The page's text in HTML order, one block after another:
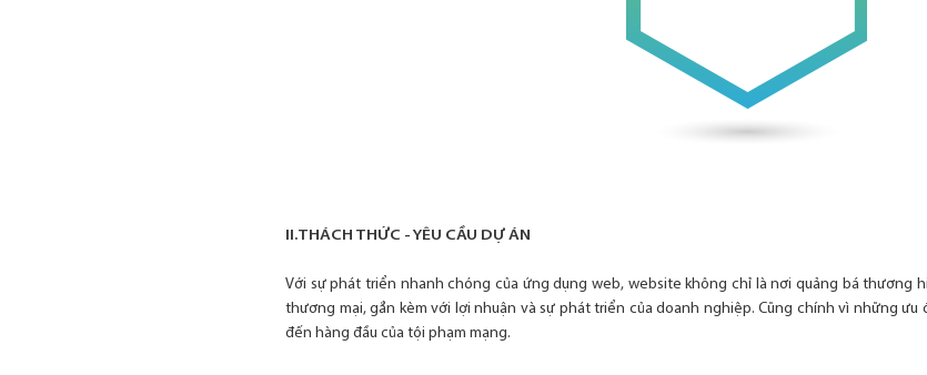
II.THÁCH THỨC - YÊU CẦU DỰ ÁN
Với sự phát triển nhanh chóng của ứng dụng web, website không chỉ là nơi quảng bá thương
thương mại, gắn kèm với lợi nhuận và sự phát triển của doanh nghiệp. Cũng chính vì những
đến hàng đầu của tội phạm mạng.